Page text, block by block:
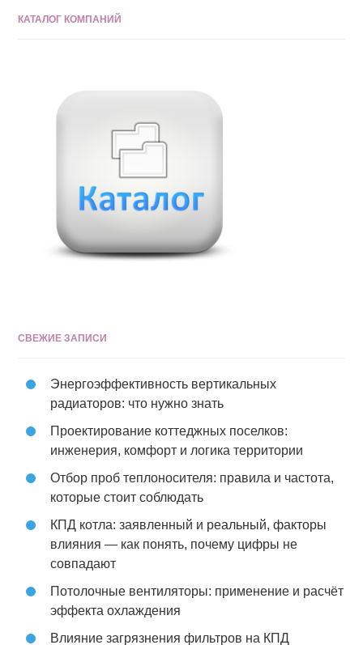
КАТАЛОГ КОМПАНИЙ
СВЕЖИЕ ЗАПИСИ
Энергоэффективность вертикальных
радиаторов: что нужно знать
Проектирование коттеджных поселков:
инженерия, комфорт и логика территории
Отбор проб теплоносителя: правила и частота,
которые стоит соблюдать
КПД котла: заявленный и реальный, факторы
влияния — как понять, почему цифры не
совпадают
Потолочные вентиляторы: применение и расчёт
эффекта охлаждения
Влияние загрязнения фильтров на КПД